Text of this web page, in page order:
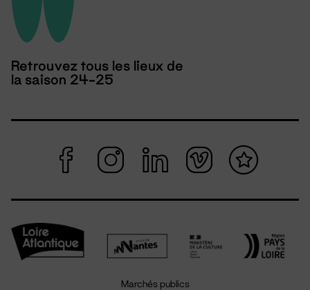
Retrouvez tous les lieux de
la saison 24-25
Marchés publics